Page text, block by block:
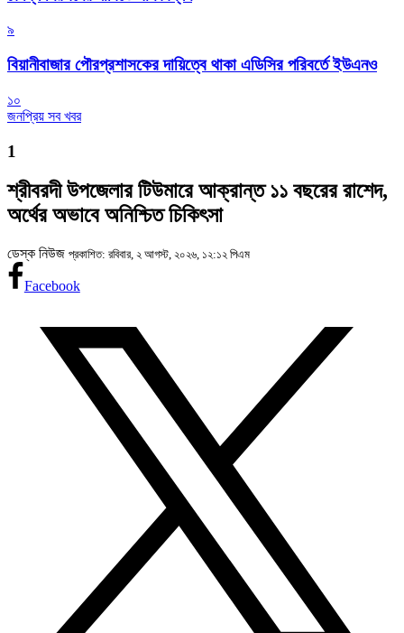
৯
বিয়ানীবাজার পৌরপ্রশাসকের দায়িত্বে থাকা এডিসির পরিবর্তে ইউএনও
১০
জনপ্রিয় সব খবর
1
শ্রীবরদী উপজেলার টিউমারে আক্রান্ত ১১ বছরের রাশেদ,
অর্থের অভাবে অনিশ্চিত চিকিৎসা
ডেস্ক নিউজ প্রকাশিত: রবিবার, ২ আগস্ট, ২০২৬, ১২:১২ পিএম
Facebook